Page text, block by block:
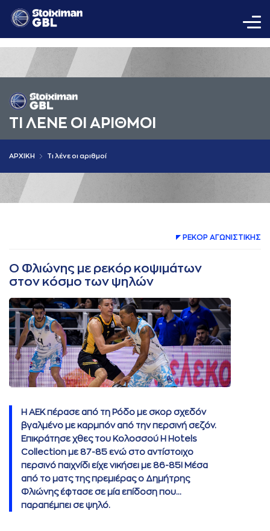
ΤΙ ΛΕΝΕ ΟΙ AΡΙΘΜΟΙ
AΡΧΙΚΗ Τι λένε οι αριθμοί
ΡΕΚΟΡ AΓΩΝΙΣΤΙΚΗΣ
Ο Φλιώνης με ρεκόρ κοψιμάτων
στον κόσμο των ψηλών
Η ΑΕΚ πέρασε από τη Ρόδο με σκορ σχεδόν
βγαλμένο με καρμπόν από την περσινή σεζόν.
Επικράτησε χθες του Κολοσσού H Hotels
Collection με 87-85 ενώ στο αντίστοιχο
περσινό παιχνίδι είχε νικήσει με 86-85! Μέσα
από το ματς της πρεμιέρας ο Δημήτρης
Φλιώνης έφτασε σε μία επίδοση που…
παραπέμπει σε ψηλό.